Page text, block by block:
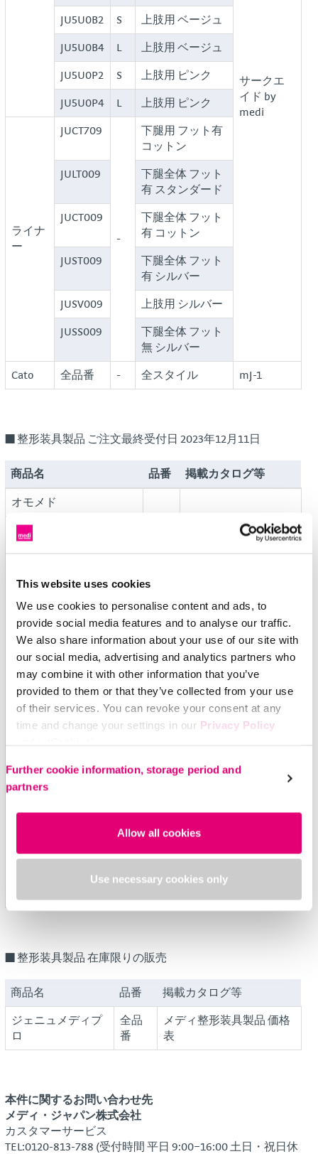
This website uses cookies
We use cookies to personalise content and ads, to
provide social media features and to analyse our traffic.
We also share information about your use of our site with
our social media, advertising and analytics partners who
may combine it with other information that you’ve
provided to them or that they’ve collected from your use
of their services. You can revoke your consent at any
time and change your settings in our Privacy Policy
Further cookie information, storage period and
partners
Allow all cookies
Use necessary cookies only
サークエ
イド by
medi
JU5U0B2 S 上肢用 ベージュ
JU5U0B4 L 上肢用 ベージュ
JU5U0P2 S 上肢用 ピンク
JU5U0P4 L 上肢用 ピンク
ライナ
ー
JUCT709
-
下腿用 フット有
コットン
JULT009
下腿全体 フット
有 スタンダード
JUCT009
下腿全体 フット
有 コットン
JUST009
下腿全体 フット
有 シルバー
JUSV009 上肢用 シルバー
JUSS009
下腿全体 フット
無 シルバー
Cato 全品番 - 全スタイル mJ-1
■ 整形装具製品 ご注文最終受付日 2023年12月11日
商品名 品番 掲載カタログ等
オモメド
全品
番
メディ整形装具製品
価格表
ジェニュメディ PT
メディ PT コントロール
メディウォーカーブーツ
Kidz
メディオルソコックス
メデイパテラ膝蓋腱サポ
ーター
メディリストサポーター
メデイロム Kidz
メデイロムクール
■ 整形装具製品 在庫限りの販売
商品名 品番 掲載カタログ等
ジェニュメディプ
ロ
全品
番
メディ整形装具製品 価格
表
本件に関するお問い合わせ先
メディ・ジャパン株式会社
カスタマーサービス
TEL:0120-813-788 (受付時間 平日 9:00~16:00 土日・祝日休